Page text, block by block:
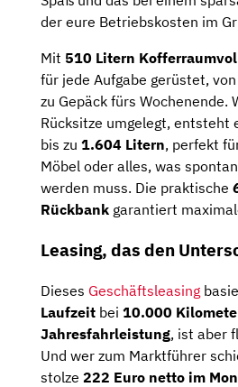
der eure Betriebskosten im
Mit 510 Litern
für jede Aufgabe gerüstet,
zu Gepäck fürs Wochenende.
Rücksitze umgelegt, entsteht
bis zu 1.604 Litern, perfekt
Möbel oder alles, was
werden muss. Die praktische
Rückbank garantiert
Leasing, das den
Dieses Geschäftsleasing
Laufzeit bei 10.000
Jahresfahrleistung, ist aber
Und wer zum Marktführer
stolze 222 Euro netto im